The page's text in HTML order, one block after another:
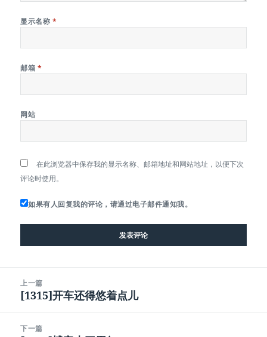
显示名称 *
邮箱 *
网站
在此浏览器中保存我的显示名称、邮箱地址和网站地址，以便下次
评论时使用。
如果有人回复我的评论，请通过电子邮件通知我。
上一篇
上
文
[1315]开车还得悠着点儿
下一篇